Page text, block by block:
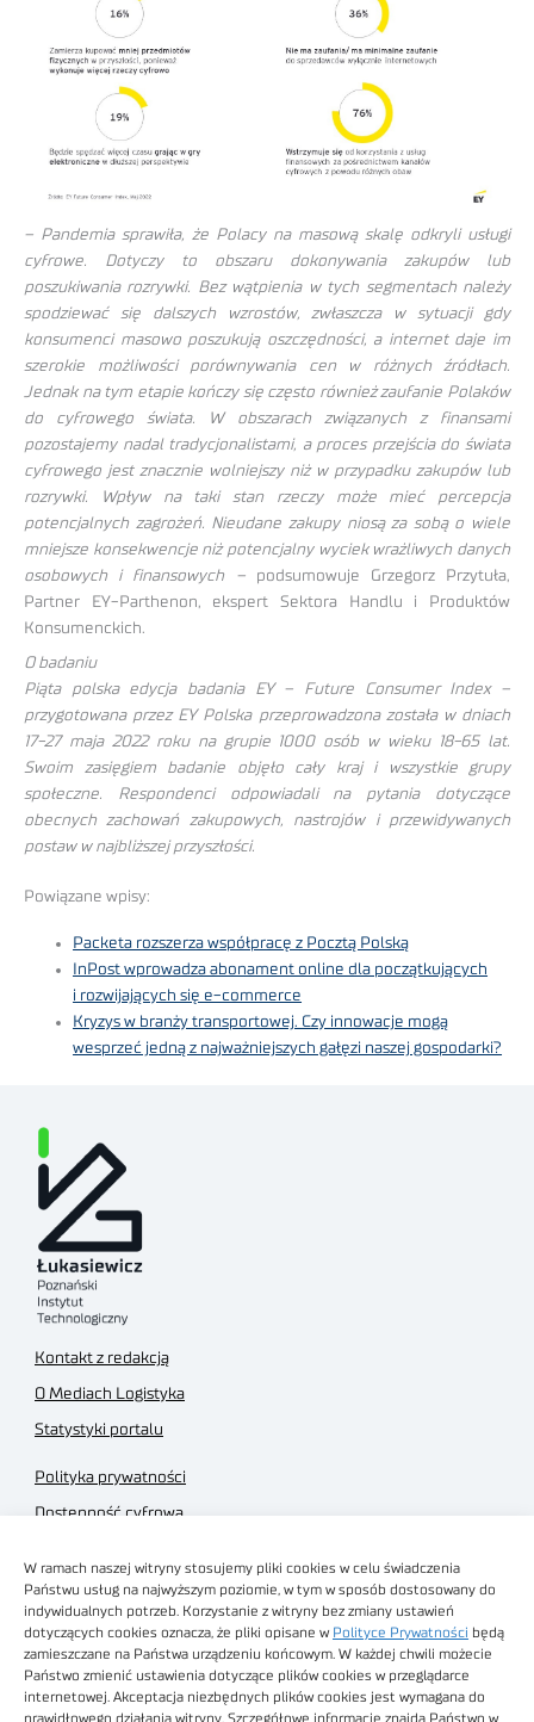
W ramach naszej witryny stosujemy pliki cookies w celu świadczenia
Państwu usług na najwyższym poziomie, w tym w sposób dostosowany do
indywidualnych potrzeb. Korzystanie z witryny bez zmiany ustawień
dotyczących cookies oznacza, że pliki opisane w Polityce Prywatności będą
zamieszczane na Państwa urządzeniu końcowym. W każdej chwili możecie
Państwo zmienić ustawienia dotyczące plików cookies w przeglądarce
internetowej. Akceptacja niezbędnych plików cookies jest wymagana do
prawidłowego działania witryny. Szczegółowe informacje znajdą Państwo w
– Pandemia sprawiła, że Polacy na masową skalę odkryli usługi
cyfrowe. Dotyczy to obszaru dokonywania zakupów lub
poszukiwania rozrywki. Bez wątpienia w tych segmentach należy
spodziewać się dalszych wzrostów, zwłaszcza w sytuacji gdy
konsumenci masowo poszukują oszczędności, a internet daje im
szerokie możliwości porównywania cen w różnych źródłach.
Jednak na tym etapie kończy się często również zaufanie Polaków
do cyfrowego świata. W obszarach związanych z finansami
pozostajemy nadal tradycjonalistami, a proces przejścia do świata
cyfrowego jest znacznie wolniejszy niż w przypadku zakupów lub
rozrywki. Wpływ na taki stan rzeczy może mieć percepcja
potencjalnych zagrożeń. Nieudane zakupy niosą za sobą o wiele
mniejsze konsekwencje niż potencjalny wyciek wrażliwych danych
osobowych i finansowych –podsumowuje Grzegorz Przytuła,
Partner EY-Parthenon, ekspert Sektora Handlu i Produktów
Konsumenckich.
O badaniu
Piąta polska edycja badania EY – Future Consumer Index –
przygotowana przez EY Polska przeprowadzona została w dniach
17-27 maja 2022 roku na grupie 1000 osób w wieku 18-65 lat.
Swoim zasięgiem badanie objęło cały kraj i wszystkie grupy
społeczne. Respondenci odpowiadali na pytania dotyczące
obecnych zachowań zakupowych, nastrojów i przewidywanych
postaw w najbliższej przyszłości.
Powiązane wpisy:
Packeta rozszerza współpracę z Pocztą Polską
InPost wprowadza abonament online dla początkujących
i rozwijających się e-commerce
Kryzys w branży transportowej. Czy innowacje mogą
wesprzeć jedną z najważniejszych gałęzi naszej gospodarki?
Kontakt z redakcją
O Mediach Logistyka
Statystyki portalu
Polityka prywatności
Dostępność cyfrowa
Regulamin sklepu
Obrazy stockowe